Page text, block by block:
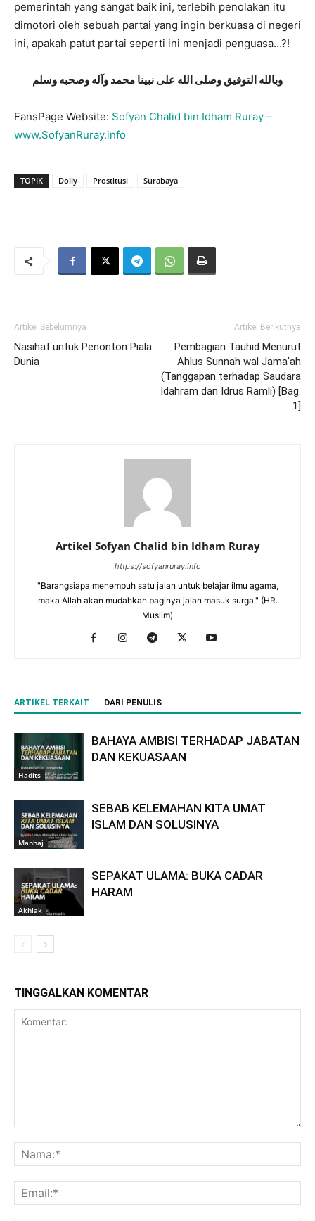
pemerintah yang sangat baik ini, terlebih penolakan itu
dimotori oleh sebuah partai yang ingin berkuasa di negeri
ini, apakah patut partai seperti ini menjadi penguasa…?!
وبالله التوفيق وصلى الله على نبينا محمد وآله وصحبه وسلم
FansPage Website: Sofyan Chalid bin Idham Ruray –
www.SofyanRuray.info
TOPIK Dolly Prostitusi Surabaya
Artikel Sebelumnya
Nasihat untuk Penonton Piala
Dunia
Artikel Berikutnya
Pembagian Tauhid Menurut
Ahlus Sunnah wal Jama’ah
(Tanggapan terhadap Saudara
Idahram dan Idrus Ramli) [Bag.
1]
Artikel Sofyan Chalid bin Idham Ruray
https://sofyanruray.info
"Barangsiapa menempuh satu jalan untuk belajar ilmu agama,
maka Allah akan mudahkan baginya jalan masuk surga." (HR.
Muslim)
ARTIKEL TERKAIT DARI PENULIS
Hadits
BAHAYA AMBISI TERHADAP JABATAN
DAN KEKUASAAN
Manhaj
SEBAB KELEMAHAN KITA UMAT
ISLAM DAN SOLUSINYA
Akhlak
SEPAKAT ULAMA: BUKA CADAR
HARAM
TINGGALKAN KOMENTAR